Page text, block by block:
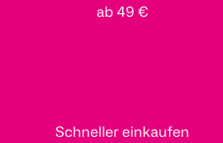
ab 49 €
Schneller einkaufen